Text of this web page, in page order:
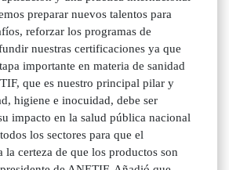
preparar nuevos talentos para
reforzar los programas de
nuestras certificaciones ya que
importante en materia de sanidad
que es nuestro principal pilar y
higiene e inocuidad, debe ser
impacto en la salud pública nacional
los sectores para que el
la certeza de que los productos son